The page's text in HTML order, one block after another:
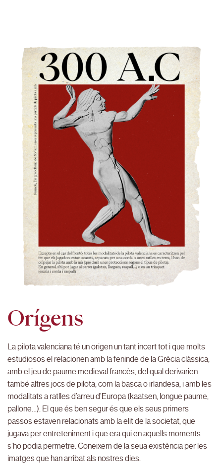
Orígens
La pilota valenciana té un origen un tant incert tot i que molts
estudiosos el relacionen amb la feninde de la Grècia clàssica,
amb el jeu de paume medieval francès, del qual derivarien
també altres jocs de pilota, com la basca o irlandesa, i amb les
modalitats a ratlles d’arreu d’Europa (kaatsen, longue paume,
pallone…). El que és ben segur és que els seus primers
passos estaven relacionats amb la elit de la societat, que
jugava per entreteniment i que era qui en aquells moments
s’ho podia permetre. Coneixem de la seua existència per les
imatges que han arribat als nostres dies.